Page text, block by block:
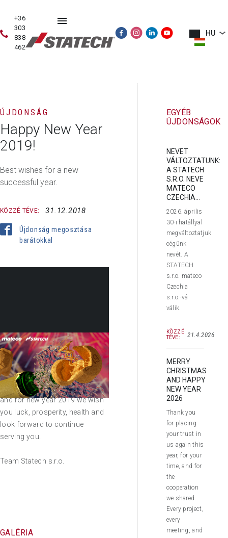
+36
303
838
462
HU
SZERVIZ
ÚJDONSÁG
Happy New Year
2019!
Best wishes for a new
successful year.
KÖZZÉ TÉVE: 31.12.2018
Újdonság megosztása
barátokkal
Dear customers and business
partners,
thank you for your cooperation
and for new year 2019 we wish
you luck, prosperity, health and
look forward to continue
serving you.
Team Statech s.r.o.
GALÉRIA
EGYÉB
ÚJDONSÁGOK
NEVET
VÁLTOZTATUNK:
A STATECH
S.R.O. NEVE
MATECO
CZECHIA...
2026. április
30-i hatállyal
megváltoztatjuk
cégünk
nevét. A
STATECH
s.r.o. mateco
Czechia
s.r.o.-vá
válik.
KÖZZÉ
TÉVE:
21.4.2026
MERRY
CHRISTMAS
AND HAPPY
NEW YEAR
2026
Thank you
for placing
your trust in
us again this
year, for your
time, and for
the
cooperation
we shared.
Every project,
every
meeting, and